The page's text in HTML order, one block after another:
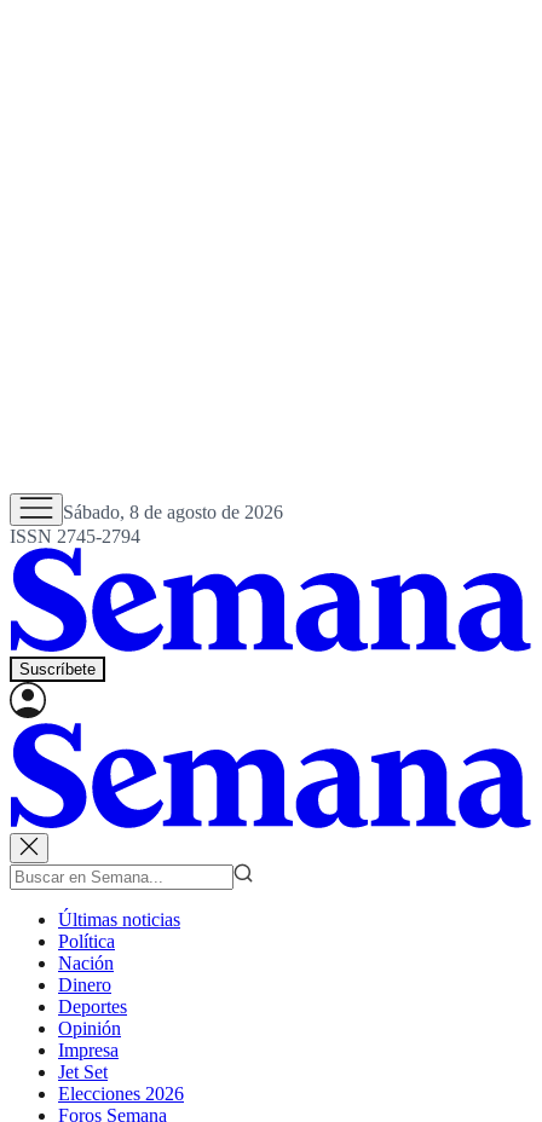
Sábado, 8 de agosto de 2026
ISSN 2745-2794
Suscríbete
Últimas noticias
Política
Nación
Dinero
Deportes
Opinión
Impresa
Jet Set
Elecciones 2026
Foros Semana